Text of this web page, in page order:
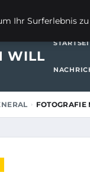
WILL
FOTOGRAFIE
Ihr Surferlebnis